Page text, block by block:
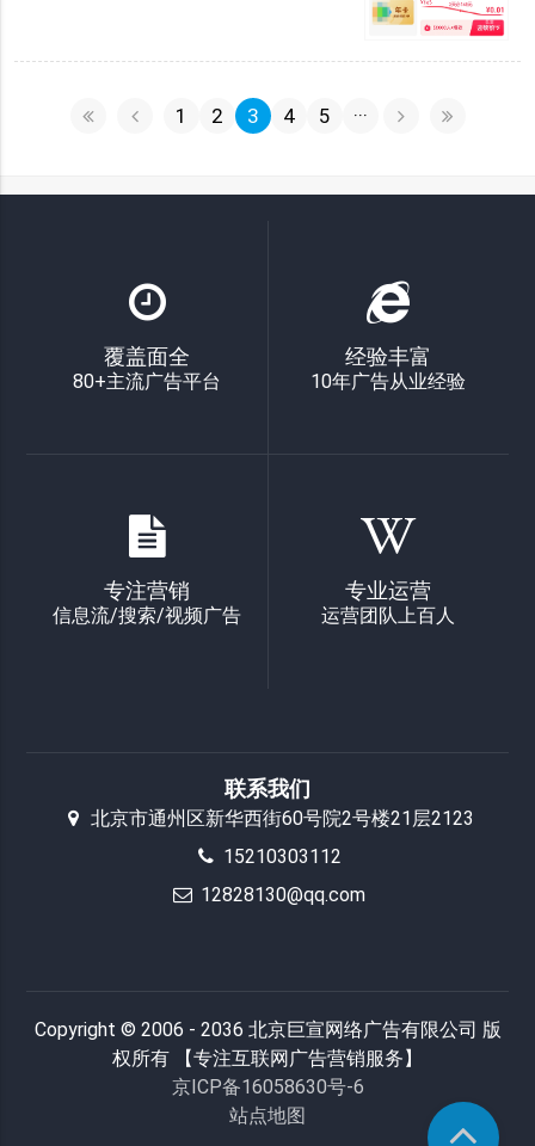
1 2 3 4 5 ···
覆盖面全
80+主流广告平台
经验丰富
10年广告从业经验
专注营销
信息流/搜索/视频广告
专业运营
运营团队上百人
联系我们
北京市通州区新华西街60号院2号楼21层2123
15210303112
12828130@qq.com
Copyright © 2006 - 2036 北京巨宣网络广告有限公司 版
权所有 【专注互联网广告营销服务】
京ICP备16058630号-6
站点地图